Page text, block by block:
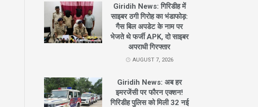
Giridih News: गिरिडीह में
साइबर ठगी गिरोह का भंडाफोड़:
गैस बिल अपडेट के नाम पर
भेजते थे फर्जी APK, दो साइबर
अपराधी गिरफ्तार
AUGUST 7, 2026
Giridih News: अब हर
इमरजेंसी पर फौरन एक्शन!
गिरिडीह पुलिस को मिली 32 नई